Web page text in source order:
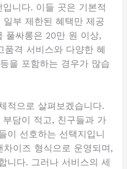
니다. 이들 곳은 기본적
부 제한된 혜택만 제공
풀싸롱은 20만 원 이상,
품격 서비스와 다양한 혜
을 포함하는 경우가 많습
적으로 살펴보겠습니다.
담이 적고, 친구들과 가
이 선호하는 선택지입니
이즈 형식으로 운영되며,
니다. 그러나 서비스의 세